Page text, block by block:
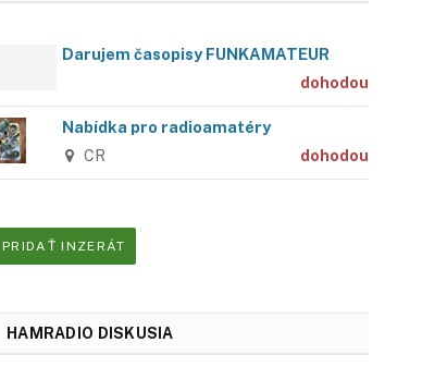
Darujem časopisy FUNKAMATEUR
dohodou
Nabídka pro radioamatéry
CR dohodou
PRIDAŤ INZERÁT
HAMRADIO DISKUSIA